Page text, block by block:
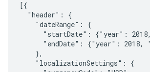
[{
  "header": {
    "dateRange": {
"startDate": {"year":
"endDate": {"year": 2018,
    },
    "localizationSettings": {